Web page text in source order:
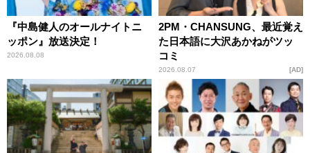
『中島健人のオールナイトニ
ッポン』放送決定！
2026.08.08
2PM・CHANSUNG、最近覚え
た日本語に大沢あかねがツッ
コミ
2026.08.07 AD